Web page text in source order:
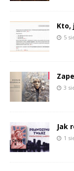
Kto,
5
3
Jak
1